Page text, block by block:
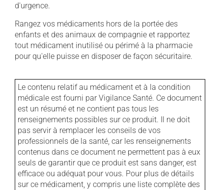
d'urgence.
Rangez vos médicaments hors de la portée des
enfants et des animaux de compagnie et rapportez
tout médicament inutilisé ou périmé à la pharmacie
pour qu'elle puisse en disposer de façon sécuritaire.
Le contenu relatif au médicament et à la condition
médicale est fourni par Vigilance Santé. Ce document
est un résumé et ne contient pas tous les
renseignements possibles sur ce produit. Il ne doit
pas servir à remplacer les conseils de vos
professionnels de la santé, car les renseignements
contenus dans ce document ne permettent pas à eux
seuls de garantir que ce produit est sans danger, est
efficace ou adéquat pour vous. Pour plus de détails
sur ce médicament, y compris une liste complète des